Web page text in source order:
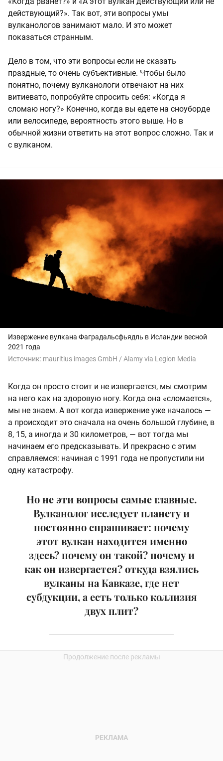
действующий?». Так вот, эти вопросы умы
вулканологов занимают мало. И это может
показаться странным.
Дело в том, что эти вопросы если не сказать
праздные, то очень субъективные. Чтобы было
понятно, почему вулканологи отвечают на них
витиевато, попробуйте спросить себя: «Когда я
сломаю ногу?» Конечно, когда вы едете на сноуборде
или велосипеде, вероятность этого выше. Но в
обычной жизни ответить на этот вопрос сложно. Так и
с вулканом.
Извержение вулкана Фаградальсфьядль в Исландии весной
2021 года
Источник: mauritius images GmbH / Alamy via Legion Media
Когда он просто стоит и не извергается, мы смотрим
на него как на здоровую ногу. Когда она «сломается»,
мы не знаем. А вот когда извержение уже началось —
а происходит это сначала на очень большой глубине, в
8, 15, а иногда и 30 километров, — вот тогда мы
начинаем его предсказывать. И прекрасно с этим
справляемся: начиная с 1991 года не пропустили ни
одну катастрофу.
Но не эти вопросы самые главные.
Вулканолог исследует планету и
постоянно спрашивает: почему
этот вулкан находится именно
здесь? почему он такой? почему и
как он извергается? откуда взялись
вулканы на Кавказе, где нет
субдукции, а есть только коллизия
двух плит?